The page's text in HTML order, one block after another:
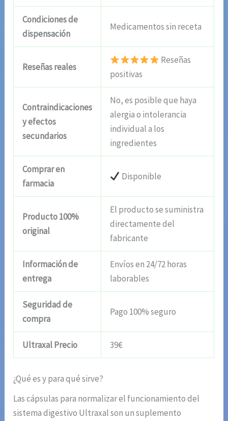
Condiciones de
dispensación
Medicamentos sin receta
Reseñas reales
Reseñas
positivas
Contraindicaciones
y efectos
secundarios
No, es posible que haya
alergia o intolerancia
individual a los
ingredientes
Comprar en
farmacia
Disponible
Producto 100%
original
El producto se suministra
directamente del
fabricante
Información de
entrega
Envíos en 24/72 horas
laborables
Seguridad de
compra
Pago 100% seguro
Ultraxal Precio 39€
¿Qué es y para qué sirve?
Las cápsulas para normalizar el funcionamiento del
sistema digestivo Ultraxal son un suplemento